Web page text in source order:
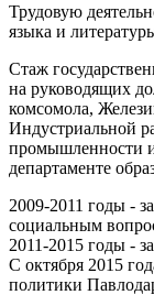
Трудовую
языка и
Стаж
на руководящих
комсомола,
Индустриальной
промышленности и
департаменте
2009-2011 годы -
социальным
2011-2015 годы -
С октября 2015
политики